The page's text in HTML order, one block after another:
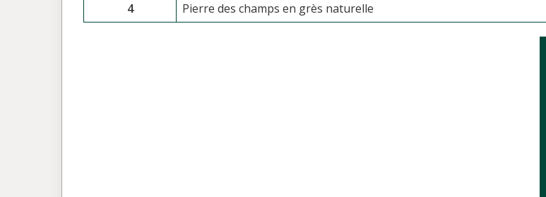
4
Pierre des champs en grès naturelle